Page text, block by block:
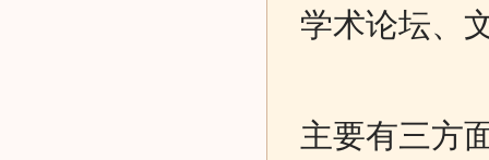
学术论坛、
主要有三方